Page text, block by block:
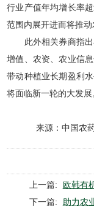
行业产值年均增长率
范围内展开进而将推动
此外相关券商指出
增值、农资、农业信
带动种植业长期盈利
将面临新一轮的大发展
来源：中国农
上一篇:
欧韩有
下一篇:
助力农